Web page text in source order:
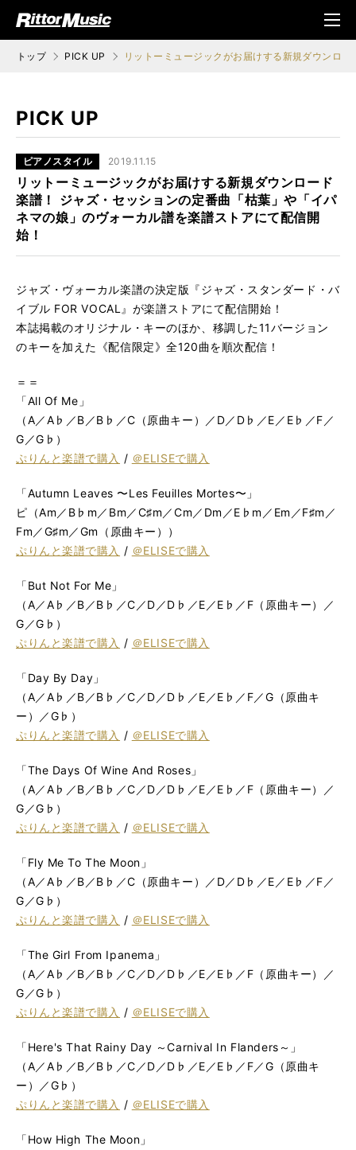
ジック (Rittor Musi
メニ
ュ
トップ PICK UP リットーミュージックがお届けする新規ダウンロ
PICK UP
ピアノスタイル 2019.11.15
リットーミュージックがお届けする新規ダウンロード
楽譜！ ジャズ・セッションの定番曲「枯葉」や「イパ
ネマの娘」のヴォーカル譜を楽譜ストアにて配信開
始！
ジャズ・ヴォーカル楽譜の決定版『ジャズ・スタンダード・バ
イブル FOR VOCAL』が楽譜ストアにて配信開始！
本誌掲載のオリジナル・キーのほか、移調した11バージョン
のキーを加えた《配信限定》全120曲を順次配信！
＝＝
「All Of Me」
（A／A♭／B／B♭／C（原曲キー）／D／D♭／E／E♭／F／
G／G♭）
ぷりんと楽譜で購入 / ＠ELISEで購入
「Autumn Leaves 〜Les Feuilles Mortes〜」
ピ（Am／B♭m／Bm／C♯m／Cm／Dm／E♭m／Em／F♯m／
Fm／G♯m／Gm（原曲キー））
ぷりんと楽譜で購入 / ＠ELISEで購入
「But Not For Me」
（A／A♭／B／B♭／C／D／D♭／E／E♭／F（原曲キー）／
G／G♭）
ぷりんと楽譜で購入 / ＠ELISEで購入
「Day By Day」
（A／A♭／B／B♭／C／D／D♭／E／E♭／F／G（原曲キ
ー）／G♭）
ぷりんと楽譜で購入 / ＠ELISEで購入
「The Days Of Wine And Roses」
（A／A♭／B／B♭／C／D／D♭／E／E♭／F（原曲キー）／
G／G♭）
ぷりんと楽譜で購入 / ＠ELISEで購入
「Fly Me To The Moon」
（A／A♭／B／B♭／C（原曲キー）／D／D♭／E／E♭／F／
G／G♭）
ぷりんと楽譜で購入 / ＠ELISEで購入
「The Girl From Ipanema」
（A／A♭／B／B♭／C／D／D♭／E／E♭／F（原曲キー）／
G／G♭）
ぷりんと楽譜で購入 / ＠ELISEで購入
「Here's That Rainy Day ～Carnival In Flanders～」
（A／A♭／B／B♭／C／D／D♭／E／E♭／F／G（原曲キ
ー）／G♭）
ぷりんと楽譜で購入 / ＠ELISEで購入
「How High The Moon」